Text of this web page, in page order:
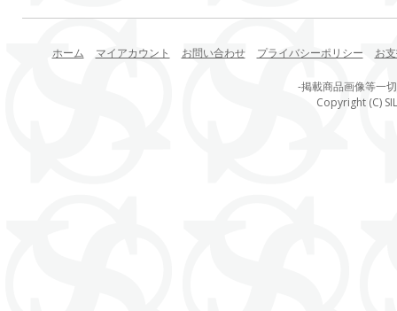
ホーム マイアカウント お問い合わせ プライバシーポリシー お
-掲載商品画像等一
Copyright (C)